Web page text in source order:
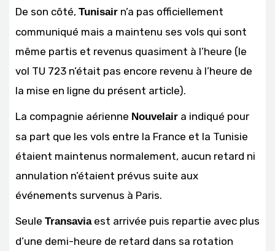
De son côté, Tunisair n’a pas officiellement
communiqué mais a maintenu ses vols qui sont
même partis et revenus quasiment à l’heure (le
vol TU 723 n’était pas encore revenu à l’heure de
la mise en ligne du présent article).
La compagnie aérienne Nouvelair a indiqué pour
sa part que les vols entre la France et la Tunisie
étaient maintenus normalement, aucun retard ni
annulation n’étaient prévus suite aux
événements survenus à Paris.
Seule Transaviaest arrivée puis repartie avec plus
d’une demi-heure de retard dans sa rotation